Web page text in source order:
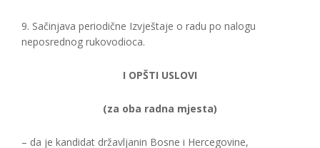
9. Sačinjava periodične Izvještaje o radu po nalogu
neposrednog rukovodioca.
I OPŠTI USLOVI
(za oba radna mjesta)
– da je kandidat državljanin Bosne i Hercegovine,